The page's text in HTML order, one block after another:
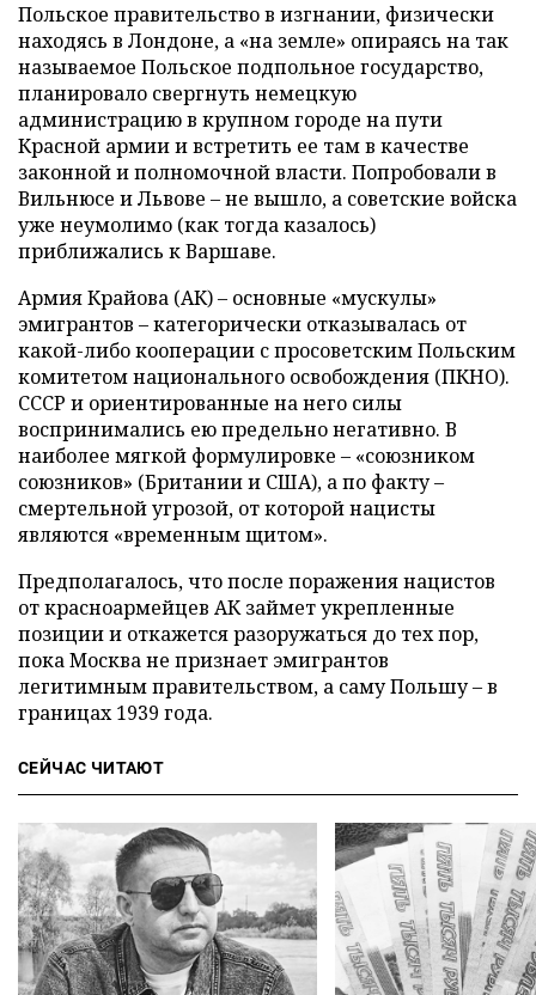
Польское правительство в изгнании, физически
находясь в Лондоне, а «на земле» опираясь на так
называемое Польское подпольное государство,
планировало свергнуть немецкую
администрацию в крупном городе на пути
Красной армии и встретить ее там в качестве
законной и полномочной власти. Попробовали в
Вильнюсе и Львове – не вышло, а советские войска
уже неумолимо (как тогда казалось)
приближались к Варшаве.
Армия Крайова (АК) – основные «мускулы»
эмигрантов – категорически отказывалась от
какой-либо кооперации с просоветским Польским
комитетом национального освобождения (ПКНО).
СССР и ориентированные на него силы
воспринимались ею предельно негативно. В
наиболее мягкой формулировке – «союзником
союзников» (Британии и США), а по факту –
смертельной угрозой, от которой нацисты
являются «временным щитом».
Предполагалось, что после поражения нацистов
от красноармейцев АК займет укрепленные
позиции и откажется разоружаться до тех пор,
пока Москва не признает эмигрантов
легитимным правительством, а саму Польшу – в
границах 1939 года.
СЕЙЧАС ЧИТАЮТ